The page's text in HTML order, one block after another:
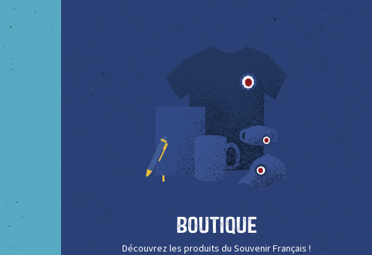
Boutique
Découvrez les produits du Souvenir Français !